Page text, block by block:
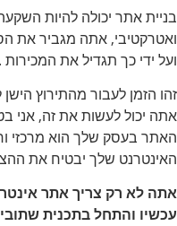
בניית אתר יכולה להיות
ואטרקטיבי, אתה מגביר את
ועל ידי כך תגדיל את המכירות .
זהו הזמן לעבור מהתירוץ
אתה יכול לעשות את זה, אני
האתר בעסק שלך הוא מרכזי
האינטרנט שלך יבטיח את
אתה לא רק צריך אתר
עכשיו והתחל בתכנית